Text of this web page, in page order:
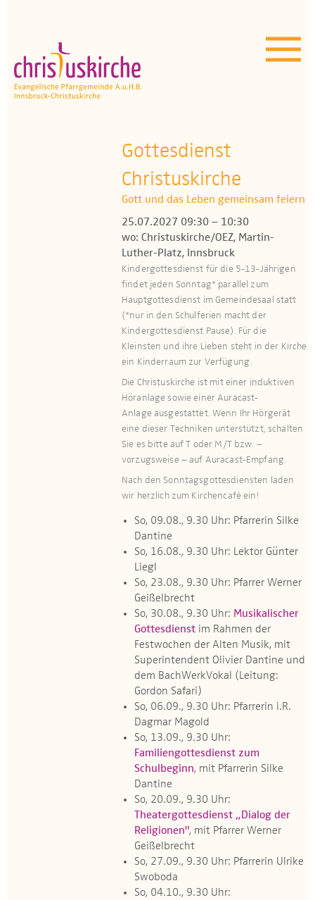
Unser Angebot
OEZ
Wissenswertes
Medien
Kontakt
Gottesdienst
Christuskirche
Gott und das Leben gemeinsam feiern
25.07.2027 09:30 – 10:30
wo: Christuskirche/OEZ, Martin-
Luther-Platz, Innsbruck
Kindergottesdienst für die 5-13-Jährigen
findet jeden Sonntag* parallel zum
Hauptgottesdienst im Gemeindesaal statt
(*nur in den Schulferien macht der
Kindergottesdienst Pause). Für die
Kleinsten und ihre Lieben steht in der Kirche
ein Kinderraum zur Verfügung.​​​
Die Christuskirche ist mit einer induktiven
Höranlage sowie einer Auracast-
Anlage ausge­stattet. Wenn Ihr Hör­gerät
eine dieser Techniken unterstützt, schalten
Sie es bitte auf T oder M/T bzw. –
vorzugsweise – auf Auracast-Empfang.
Nach den Sonntagsgottesdiensten laden
wir herzlich zum Kirchencafé ein!
So, 09.08., 9.30 Uhr: Pfarrerin Silke
Dantine
So, 16.08., 9.30 Uhr: Lektor Günter
Liegl
So, 23.08., 9.30 Uhr: Pfarrer Werner
Geißelbrecht
So, 30.08., 9.30 Uhr: Musikalischer
Gottesdienst im Rahmen der
Festwochen der Alten Musik, mit
Superintendent Olivier Dantine und
dem BachWerkVokal (Leitung:
Gordon Safari)
So, 06.09., 9.30 Uhr: Pfarrerin i.R.
Dagmar Magold
So, 13.09., 9.30 Uhr:
Familiengottesdienst zum
Schulbeginn, mit Pfarrerin Silke
Dantine
So, 20.09., 9.30 Uhr:
Theatergottesdienst „Dialog der
Religionen", mit Pfarrer Werner
Geißelbrecht
So, 27.09., 9.30 Uhr: Pfarrerin Ulrike
Swoboda
So, 04.10., 9.30 Uhr: